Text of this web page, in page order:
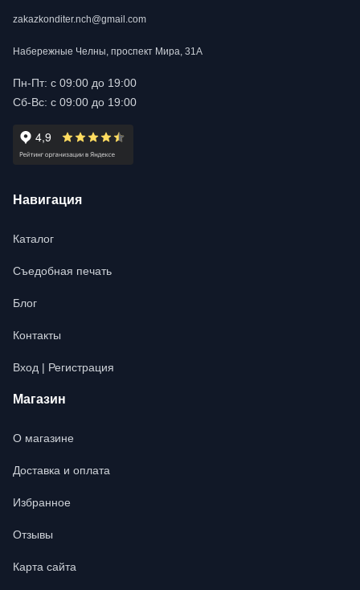
zakazkonditer.nch@gmail.com
Набережные Челны, проспект Мира, 31А
Пн-Пт: с 09:00 до 19:00
Сб-Вс: с 09:00 до 19:00
Навигация
Каталог
Съедобная печать
Блог
Контакты
Вход | Регистрация
Магазин
О магазине
Доставка и оплата
Избранное
Отзывы
Карта сайта